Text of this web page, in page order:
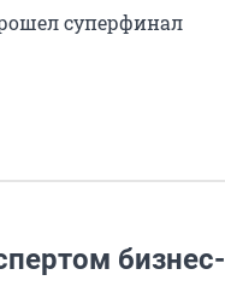
суперфинал
бизнес-